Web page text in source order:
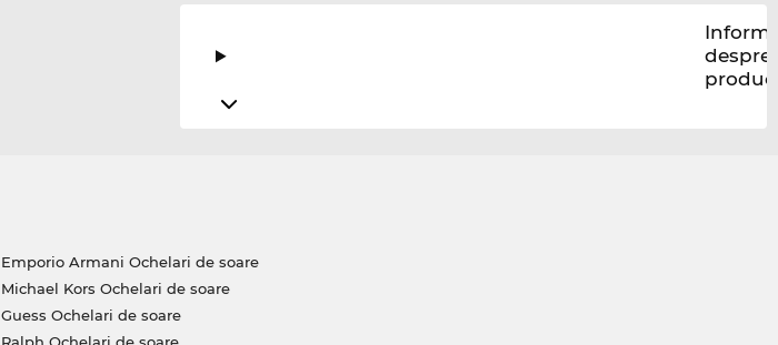
despre
Emporio Armani Ochelari de soare
Michael Kors Ochelari de soare
Guess Ochelari de soare